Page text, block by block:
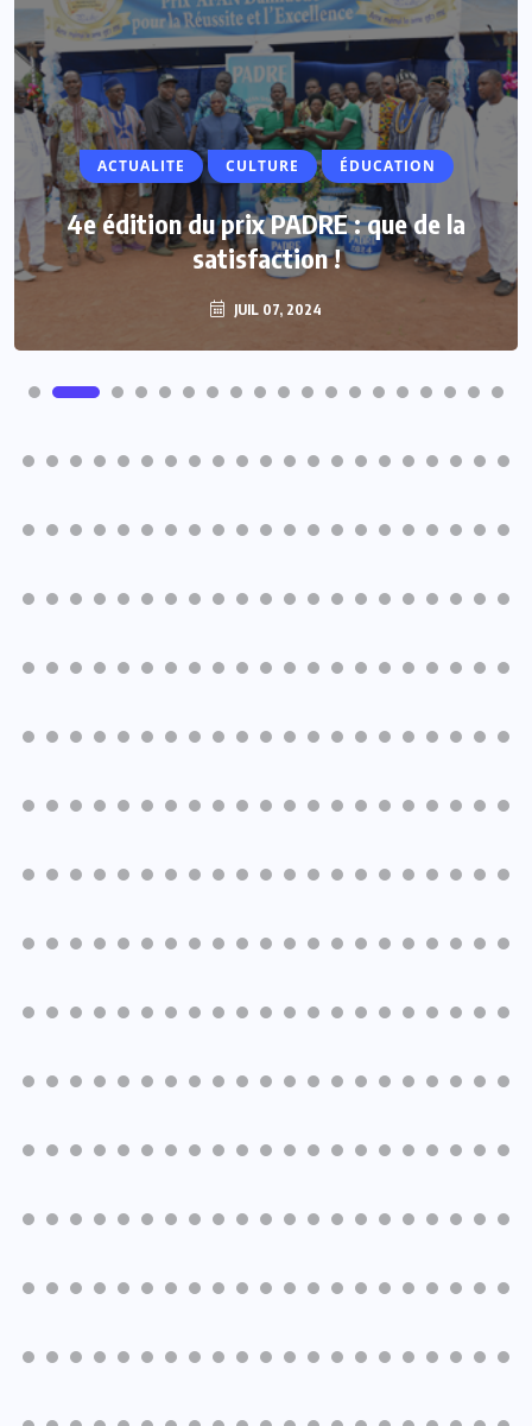
ACTUALITE CULTURE ÉDUCATION
4e édition du prix PADRE : que de la
satisfaction !
JUIL 07, 2024
ACTUALITE
Vacances parlementaires : les députés
renforcent leur proximité avec les
populations
JUIL 07, 2024